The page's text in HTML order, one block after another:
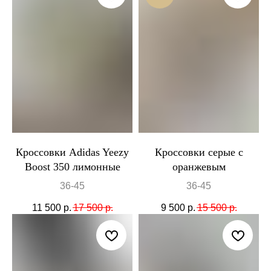
Кроссовки Adidas Yeezy
Boost 350 лимонные
36-45
11 500 р. 17 500 р.
Кроссовки серые с
оранжевым
36-45
9 500 р. 15 500 р.